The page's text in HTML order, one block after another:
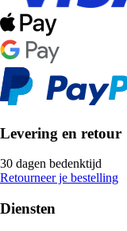
Levering en retour
30 dagen bedenktijd
Retourneer je bestelling
Diensten